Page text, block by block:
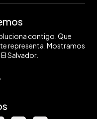
contigo. Que
representa. Mostramos
Salvador.